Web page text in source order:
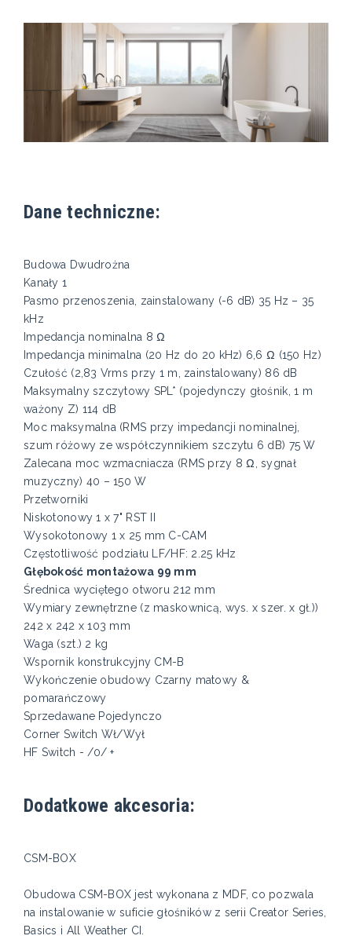
Dane techniczne:
Budowa Dwudrożna
Kanały 1
Pasmo przenoszenia, zainstalowany (-6 dB) 35 Hz – 35
kHz​
Impedancja nominalna 8 Ω
Impedancja minimalna (20 Hz do 20 kHz) 6,6 Ω (150 Hz)
Czułość (2,83 Vrms przy 1 m, zainstalowany) 86 dB
Maksymalny szczytowy SPL* (pojedynczy głośnik, 1 m
ważony Z) 114 dB
Moc maksymalna (RMS przy impedancji nominalnej,
szum różowy ze współczynnikiem szczytu 6 dB) 75 W
Zalecana moc wzmacniacza (RMS przy 8 Ω, sygnał
muzyczny) 40 – 150 W
Przetworniki
Niskotonowy 1 x 7" RST II
Wysokotonowy 1 x 25 mm C-CAM
Częstotliwość podziału LF/HF: 2.25 kHz
Głębokość montażowa 99 mm
Średnica wyciętego otworu 212 mm
Wymiary zewnętrzne (z maskownicą, wys. x szer. x gł.))
242 x 242 x 103​ mm
Waga (szt.) 2 kg
Wspornik konstrukcyjny CM-B
Wykończenie obudowy Czarny matowy &
pomarańczowy
Sprzedawane Pojedynczo
Corner Switch Wł/Wył
HF Switch - /0/ +
Dodatkowe akcesoria:
CSM-BOX
Obudowa CSM-BOX jest wykonana z MDF, co pozwala
na instalowanie w suficie głośników z serii Creator Series,
Basics i All Weather CI.